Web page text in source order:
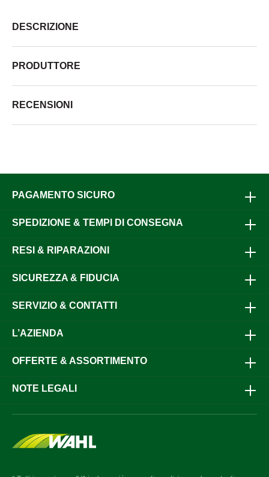
DESCRIZIONE
PRODUTTORE
RECENSIONI
PAGAMENTO SICURO
SPEDIZIONE & TEMPI DI CONSEGNA
RESI & RIPARAZIONI
SICUREZZA & FIDUCIA
SERVIZIO & CONTATTI
L’AZIENDA
OFFERTE & ASSORTIMENTO
NOTE LEGALI